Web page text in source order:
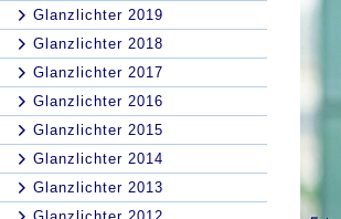
Glanzlichter 2019
Glanzlichter 2018
Glanzlichter 2017
Glanzlichter 2016
Glanzlichter 2015
Glanzlichter 2014
Glanzlichter 2013